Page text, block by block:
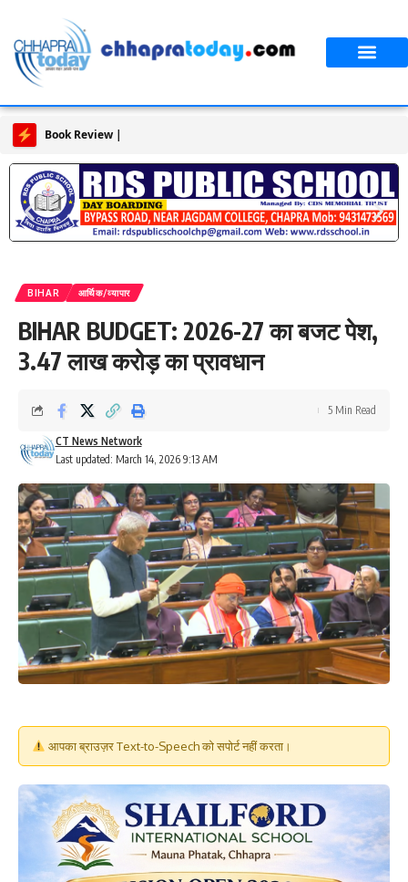
Book Review | समय, संवेदना और प्रतिरोध का काव्य-संगीत डॉ. अमित रंजन
BIHAR आर्थिक/व्यापार
BIHAR BUDGET: 2026-27 का बजट पेश,
3.47 लाख करोड़ का प्रावधान
Last updated: March 14, 2026 9:13 AM
CT News Network
5 Min Read
आपका ब्राउज़र Text-to-Speech को सपोर्ट नहीं करता।